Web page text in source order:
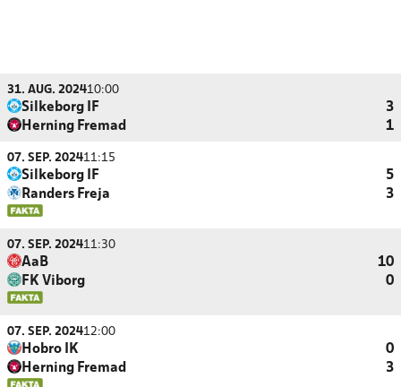
31. AUG. 202410:00
Silkeborg IF
3
Herning Fremad
1
07. SEP. 202411:15
Silkeborg IF
5
Randers Freja
3
07. SEP. 202411:30
AaB
10
FK Viborg
0
07. SEP. 202412:00
Hobro IK
0
Herning Fremad
3